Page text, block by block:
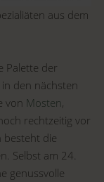
aus dem
Palette der
den nächsten
von Mosten,
rechtzeitig vor
besteht die
Selbst am 24.
genussvolle